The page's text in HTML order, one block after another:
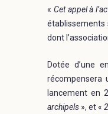
« Cet appel à
établissements
dont
Dotée d’une
récompensera
lancement en
archipels », et «